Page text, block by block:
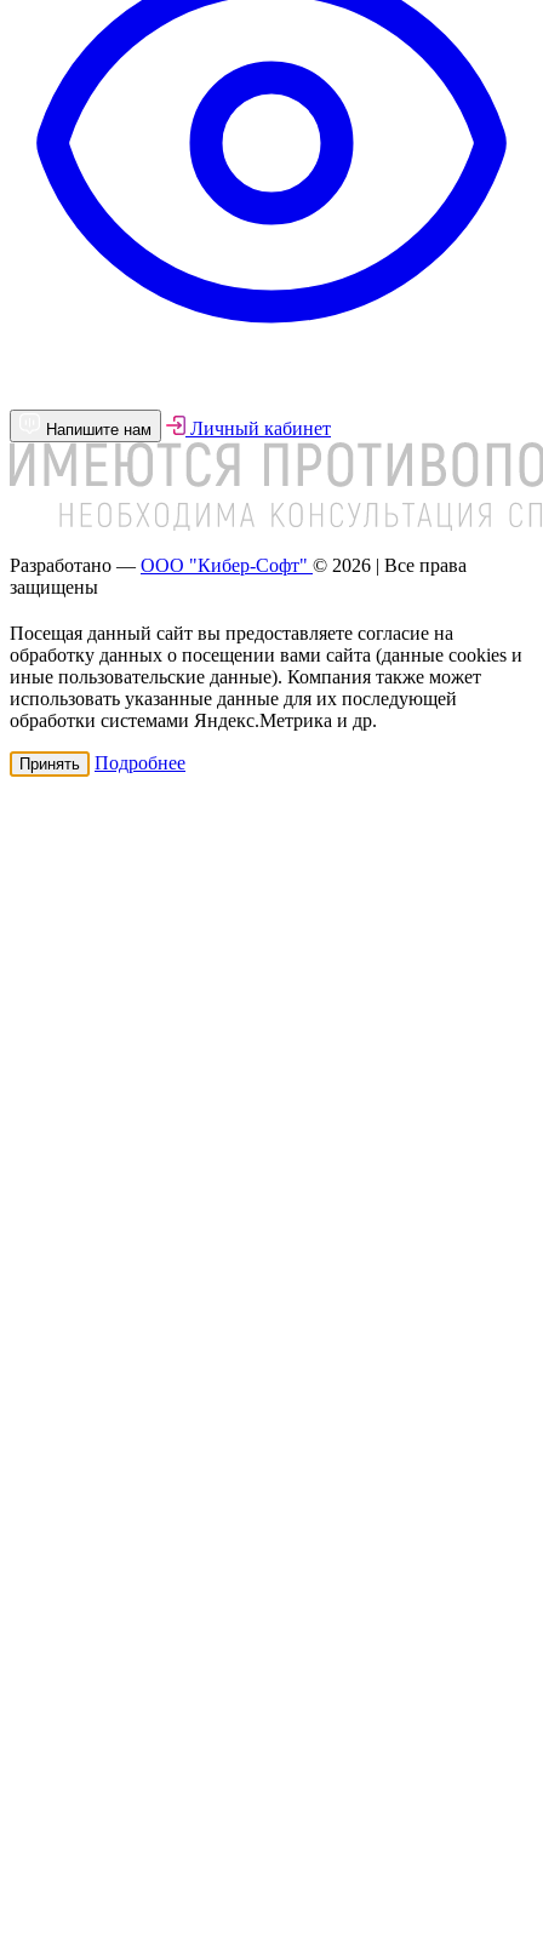
Напишите нам Личный кабинет
Разработано — ООО "Кибер-Софт" © 2026 | Все права
защищены
Посещая данный сайт вы предоставляете согласие на
обработку данных о посещении вами сайта (данные cookies и
иные пользовательские данные). Компания также может
использовать указанные данные для их последующей
обработки системами Яндекс.Метрика и др.
Принять Подробнее